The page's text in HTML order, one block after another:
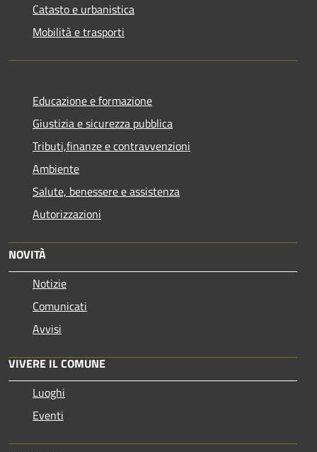
Catasto e urbanistica
Mobilità e trasporti
Educazione e formazione
Giustizia e sicurezza pubblica
Tributi,finanze e contravvenzioni
Ambiente
Salute, benessere e assistenza
Autorizzazioni
NOVITÀ
Notizie
Comunicati
Avvisi
VIVERE IL COMUNE
Luoghi
Eventi